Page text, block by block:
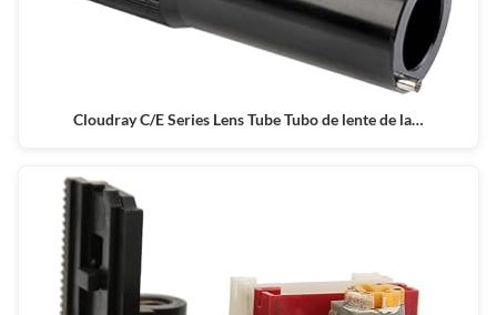
Cloudray C/E Series Lens Tube Tubo de lente de la…